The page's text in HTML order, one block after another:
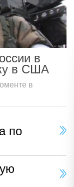
в
в США
в
по